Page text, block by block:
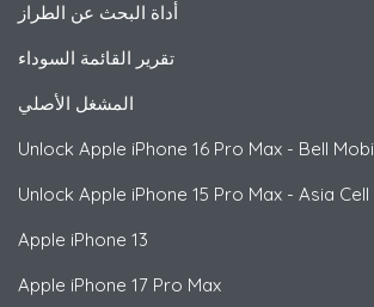
أداة البحث عن الطراز
تقرير القائمة السوداء
المشغل الأصلي
Unlock Apple iPhone 16 Pro Max - Bell
Unlock Apple iPhone 15 Pro Max - Asia Cell
Apple iPhone 13
Apple iPhone 17 Pro Max